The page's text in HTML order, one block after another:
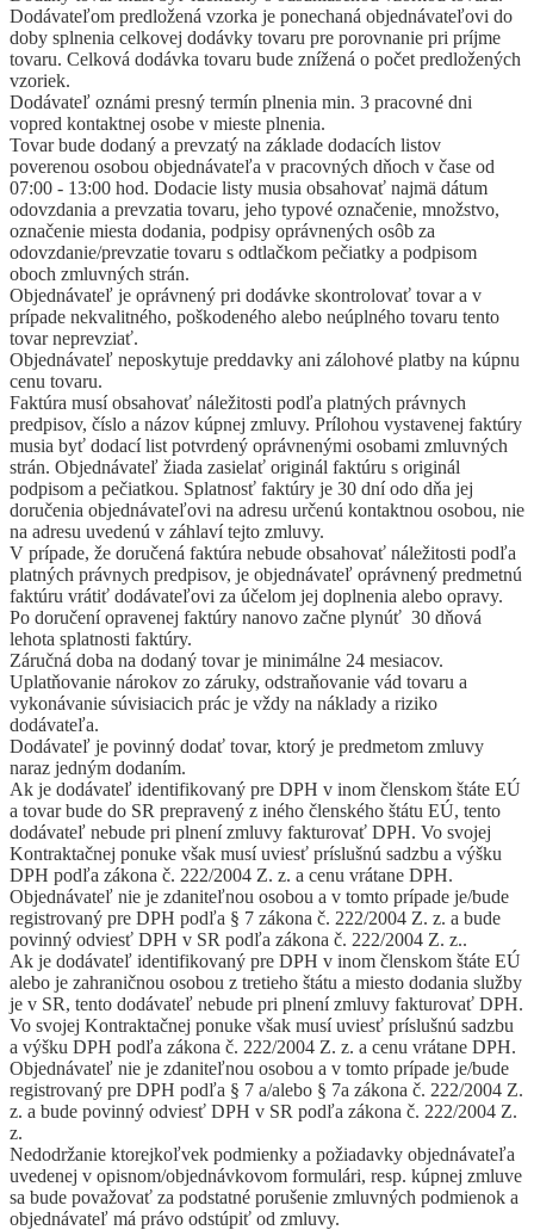
Dodávateľom predložená vzorka je ponechaná objednávateľovi do
doby splnenia celkovej dodávky tovaru pre porovnanie pri príjme
tovaru. Celková dodávka tovaru bude znížená o počet predložených
vzoriek.
Dodávateľ oznámi presný termín plnenia min. 3 pracovné dni
vopred kontaktnej osobe v mieste plnenia.
Tovar bude dodaný a prevzatý na základe dodacích listov
poverenou osobou objednávateľa v pracovných dňoch v čase od
07:00 - 13:00 hod. Dodacie listy musia obsahovať najmä dátum
odovzdania a prevzatia tovaru, jeho typové označenie, množstvo,
označenie miesta dodania, podpisy oprávnených osôb za
odovzdanie/prevzatie tovaru s odtlačkom pečiatky a podpisom
oboch zmluvných strán.
Objednávateľ je oprávnený pri dodávke skontrolovať tovar a v
prípade nekvalitného, poškodeného alebo neúplného tovaru tento
tovar neprevziať.
Objednávateľ neposkytuje preddavky ani zálohové platby na kúpnu
cenu tovaru.
Faktúra musí obsahovať náležitosti podľa platných právnych
predpisov, číslo a názov kúpnej zmluvy. Prílohou vystavenej faktúry
musia byť dodací list potvrdený oprávnenými osobami zmluvných
strán. Objednávateľ žiada zasielať originál faktúru s originál
podpisom a pečiatkou. Splatnosť faktúry je 30 dní odo dňa jej
doručenia objednávateľovi na adresu určenú kontaktnou osobou, nie
na adresu uvedenú v záhlaví tejto zmluvy.
V prípade, že doručená faktúra nebude obsahovať náležitosti podľa
platných právnych predpisov, je objednávateľ oprávnený predmetnú
faktúru vrátiť dodávateľovi za účelom jej doplnenia alebo opravy.
Po doručení opravenej faktúry nanovo začne plynúť 30 dňová
lehota splatnosti faktúry.
Záručná doba na dodaný tovar je minimálne 24 mesiacov.
Uplatňovanie nárokov zo záruky, odstraňovanie vád tovaru a
vykonávanie súvisiacich prác je vždy na náklady a riziko
dodávateľa.
Dodávateľ je povinný dodať tovar, ktorý je predmetom zmluvy
naraz jedným dodaním.
Ak je dodávateľ identifikovaný pre DPH v inom členskom štáte EÚ
a tovar bude do SR prepravený z iného členského štátu EÚ, tento
dodávateľ nebude pri plnení zmluvy fakturovať DPH. Vo svojej
Kontraktačnej ponuke však musí uviesť príslušnú sadzbu a výšku
DPH podľa zákona č. 222/2004 Z. z. a cenu vrátane DPH.
Objednávateľ nie je zdaniteľnou osobou a v tomto prípade je/bude
registrovaný pre DPH podľa § 7 zákona č. 222/2004 Z. z. a bude
povinný odviesť DPH v SR podľa zákona č. 222/2004 Z. z..
Ak je dodávateľ identifikovaný pre DPH v inom členskom štáte EÚ
alebo je zahraničnou osobou z tretieho štátu a miesto dodania služby
je v SR, tento dodávateľ nebude pri plnení zmluvy fakturovať DPH.
Vo svojej Kontraktačnej ponuke však musí uviesť príslušnú sadzbu
a výšku DPH podľa zákona č. 222/2004 Z. z. a cenu vrátane DPH.
Objednávateľ nie je zdaniteľnou osobou a v tomto prípade je/bude
registrovaný pre DPH podľa § 7 a/alebo § 7a zákona č. 222/2004 Z.
z. a bude povinný odviesť DPH v SR podľa zákona č. 222/2004 Z.
z.
Nedodržanie ktorejkoľvek podmienky a požiadavky objednávateľa
uvedenej v opisnom/objednávkovom formulári, resp. kúpnej zmluve
sa bude považovať za podstatné porušenie zmluvných podmienok a
objednávateľ má právo odstúpiť od zmluvy.